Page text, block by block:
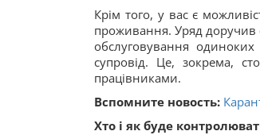
Крім того, у вас є
проживання. Уряд доручив
обслуговування одиноких
супровід. Це, зокрема,
працівниками.
Вспомните новость:
Хто і як буде